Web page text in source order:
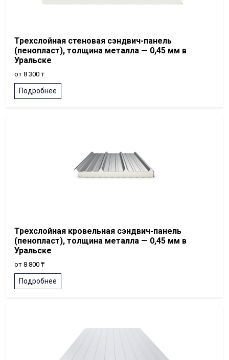
Трехслойная стеновая сэндвич-панель
(пенопласт), толщина металла — 0,45 мм в
Уральске
от 8 300 ₸
Подробнее
Трехслойная кровельная сэндвич-панель
(пенопласт), толщина металла — 0,45 мм в
Уральске
от 8 800 ₸
Подробнее